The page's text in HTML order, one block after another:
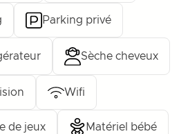
Parking privé
Sèche cheveux
Wifi
de jeux Matériel bébé